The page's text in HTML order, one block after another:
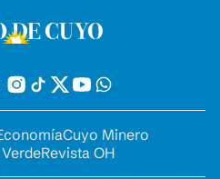
Cuyo Minero
Revista OH